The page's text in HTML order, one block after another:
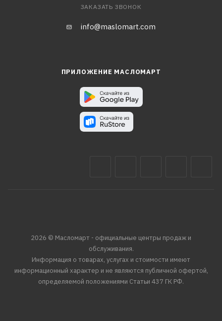
ЗАКАЗАТЬ ЗВОНОК
info@maslomart.com
ПРИЛОЖЕНИЕ МАСЛОМАРТ
2026 © Масломарт - официальные центры продаж и
обслуживания.
Информация о товарах, услугах и стоимости имеют
информационный характер и не являются публичной офертой,
определяемой положениями Статьи 437 ГК РФ.